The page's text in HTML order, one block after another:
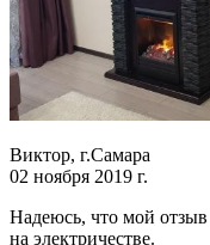
Виктор, г.Самара
02 ноября 2019 г.
Надеюсь, что мой
на электричестве.